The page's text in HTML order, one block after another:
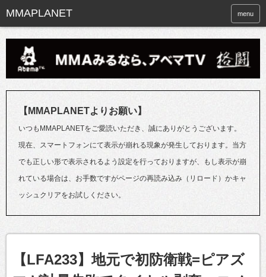
menu
【MMAPLANETよりお願い】
いつもMMAPLANETをご愛読いただき、誠にありがとうございます。
現在、スマートフォンにて表示が崩れる現象が発生しております。当方
でも正しい形で表示されるよう設定を行っておりますが、もし表示が崩
れている場合は、お手数ですがページの再読み込み（リロード）かキャ
ッシュクリアをお試しください。
【LFA233】地元で初防衛戦=ピアズ